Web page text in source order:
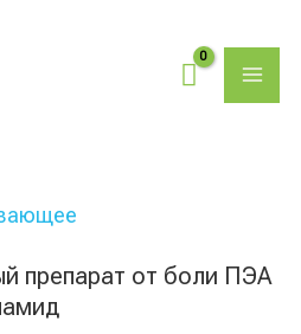
препарат от боли ПЭА